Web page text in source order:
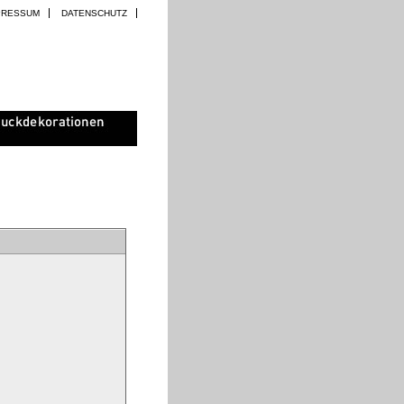
DATENSCHUTZ